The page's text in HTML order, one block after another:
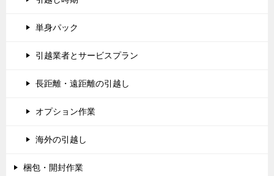
単身パック
引越業者とサービスプラン
長距離・遠距離の引越し
オプション作業
海外の引越し
梱包・開封作業